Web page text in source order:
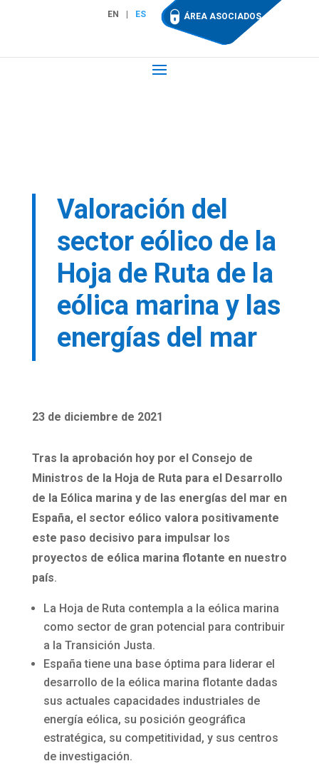
EN ES ÁREA ASOCIADOS
Valoración del
sector eólico de la
Hoja de Ruta de la
eólica marina y las
energías del mar
23 de diciembre de 2021
Tras la aprobación hoy por el Consejo de
Ministros de la Hoja de Ruta para el Desarrollo
de la Eólica marina y de las energías del mar en
España, el sector eólico valora positivamente
este paso decisivo para impulsar los
proyectos de eólica marina flotante en nuestro
país.
La Hoja de Ruta contempla a la eólica marina
como sector de gran potencial para contribuir
a la Transición Justa.
España tiene una base óptima para liderar el
desarrollo de la eólica marina flotante dadas
sus actuales capacidades industriales de
energía eólica, su posición geográfica
estratégica, su competitividad, y sus centros
de investigación.